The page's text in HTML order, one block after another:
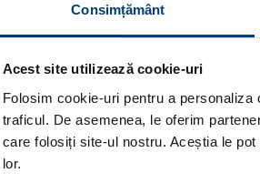
Consimțământ
Acest site utilizează cookie-uri
Folosim cookie-uri pentru a
traficul. De asemenea, le oferim
care folosiți site-ul nostru. Aceștia le
lor.
realizat de Kenwood își
Showroom-uri